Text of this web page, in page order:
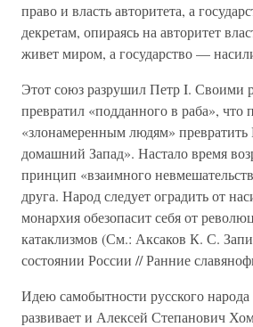
право и власть авторитета, а
декретам, опираясь на авторитет
живет миром, а государство —
Этот союз разрушил Петр I. Своими
превратил «подданного в раба», что
«злонамеренным людям»
домашний Запад». Настало время
принцип «взаимного
друга. Народ следует оградить от
монархия обезопасит себя от
катаклизмов (См.: Аксаков К. С.
состоянии России // Ранние
Идею самобытности русского народа
развивает и Алексей Степанович